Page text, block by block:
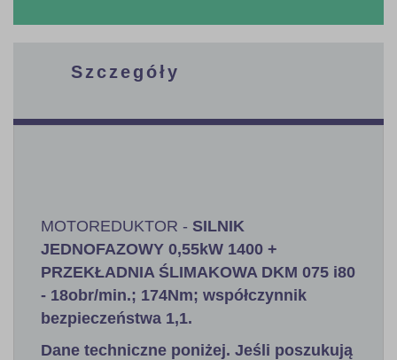
Szczegóły
MOTOREDUKTOR - SILNIK
JEDNOFAZOWY 0,55kW 1400 +
PRZEKŁADNIA ŚLIMAKOWA DKM 075 i80
- 18obr/min.; 174Nm; współczynnik
bezpieczeństwa 1,1.
Dane techniczne poniżej. Jeśli poszukują